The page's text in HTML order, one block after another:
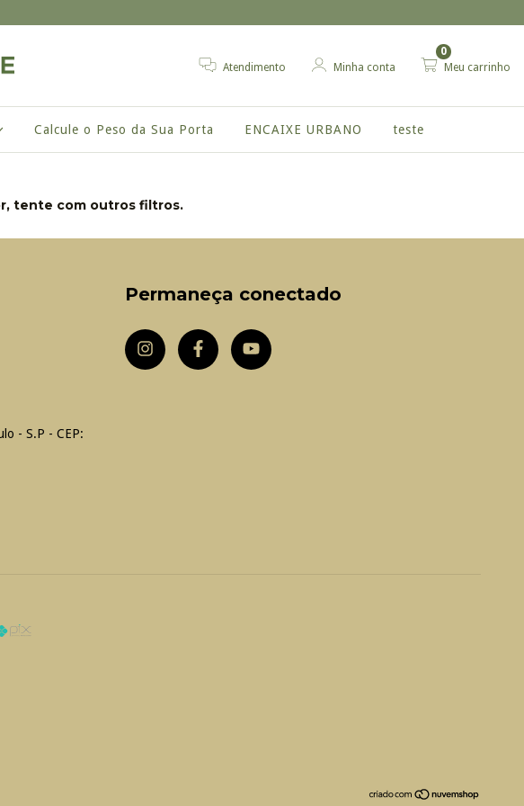
Atendimento Minha conta Meu carrinho
0
Calcule o Peso da Sua Porta ENCAIXE URBANO teste
tente com outros filtros.
- S.P - CEP:
Permaneça conectado